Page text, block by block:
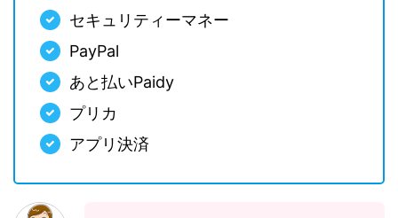
セキュリティーマネー
PayPal
あと払いPaidy
プリカ
アプリ決済